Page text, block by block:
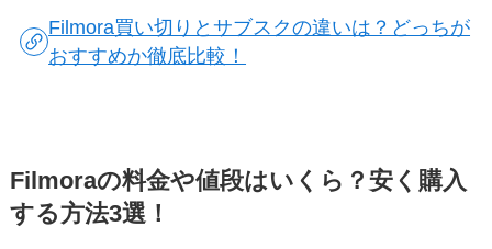
Filmora買い切りとサブスクの違いは？どっちが
おすすめか徹底比較！
Filmoraの料金や値段はいくら？安く購入
する方法3選！